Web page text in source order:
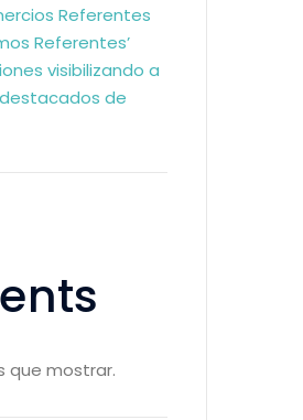
Referentes
Referentes’
visibilizando a
de
que mostrar.